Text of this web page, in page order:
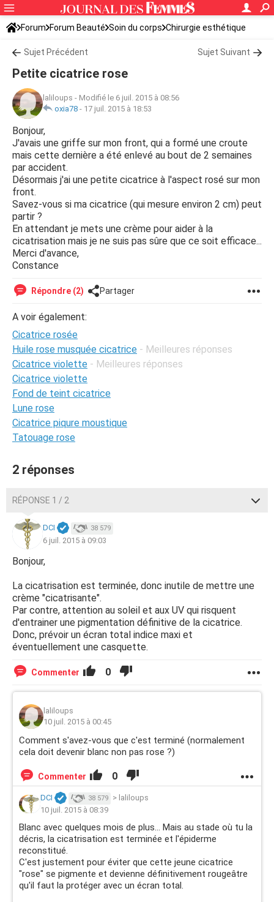
Forum Forum Beauté Soin du corps Chirurgie esthétique
Sujet Précédent Sujet Suivant
Petite cicatrice rose
laliloups - Modifié le 6 juil. 2015 à 08:56
oxia78 - 17 juil. 2015 à 18:53
Bonjour,
J'avais une griffe sur mon front, qui a formé une croute
mais cette dernière a été enlevé au bout de 2 semaines
par accident.
Désormais j'ai une petite cicatrice à l'aspect rosé sur mon
front.
Savez-vous si ma cicatrice (qui mesure environ 2 cm) peut
partir ?
En attendant je mets une crème pour aider à la
cicatrisation mais je ne suis pas sûre que ce soit efficace...
Merci d'avance,
Constance
Répondre (2) Partager
A voir également:
Cicatrice rosée
Huile rose musquée cicatrice - Meilleures réponses
Cicatrice violette - Meilleures réponses
Cicatrice violette
Fond de teint cicatrice
Lune rose
Cicatrice piqure moustique
Tatouage rose
2 réponses
RÉPONSE 1 / 2
DCI 38 579
6 juil. 2015 à 09:03
Bonjour,
La cicatrisation est terminée, donc inutile de mettre une
crème "cicatrisante".
Par contre, attention au soleil et aux UV qui risquent
d'entrainer une pigmentation définitive de la cicatrice.
Donc, prévoir un écran total indice maxi et
éventuellement une casquette.
Commenter 0
laliloups
10 juil. 2015 à 00:45
Comment s'avez-vous que c'est terminé (normalement
cela doit devenir blanc non pas rose ?)
Commenter 0
DCI 38 579 > laliloups
10 juil. 2015 à 08:39
Blanc avec quelques mois de plus... Mais au stade où tu la
décris, la cicatrisation est terminée et l'épiderme
reconstitué.
C'est justement pour éviter que cette jeune cicatrice
"rose" se pigmente et devienne définitivement rougeâtre
qu'il faut la protéger avec un écran total.